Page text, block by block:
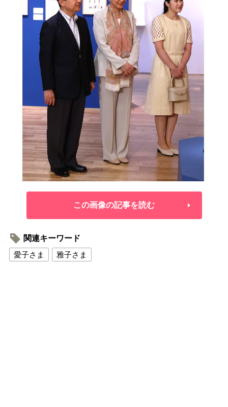
この画像の記事を読む
関連キーワード
愛子さま
雅子さま